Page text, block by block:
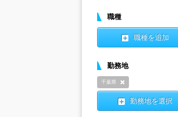
職種
職種を追加
勤務地
千葉県
勤務地を選択